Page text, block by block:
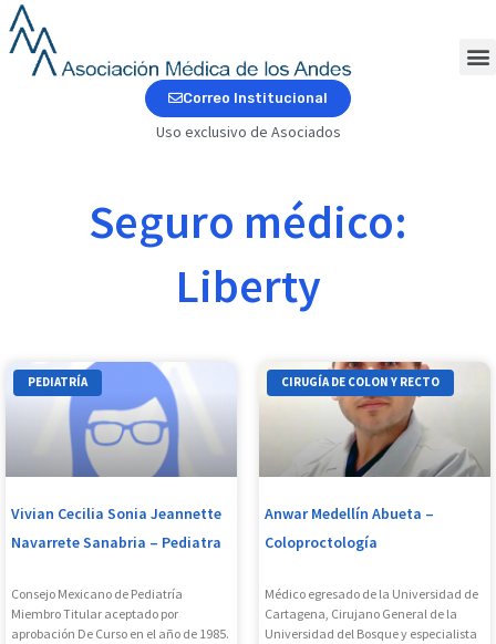
al
contenido
Correo Institucional
Uso exclusivo de Asociados
Seguro médico:
Liberty
PEDIATRÍA
Vivian Cecilia Sonia Jeannette
Navarrete Sanabria – Pediatra
Consejo Mexicano de Pediatría
Miembro Titular aceptado por
aprobación De Curso en el año de 1985.
CIRUGÍA DE COLON Y RECTO
Anwar Medellín Abueta –
Coloproctología
Médico egresado de la Universidad de
Cartagena, Cirujano General de la
Universidad del Bosque y especialista
Page PagePagePage